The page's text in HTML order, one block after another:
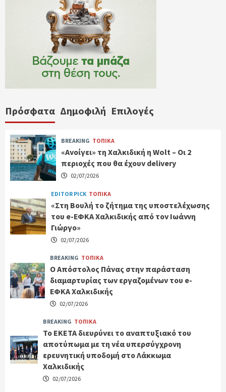
Πρόσφατα Δημοφιλή Επιλογές
BREAKING ΤΟΠΙΚΑ
«Ανοίγει» τη Χαλκιδική η Wolt – Οι 2
περιοχές που θα έχουν delivery
02/07/2026
EDITOR PICK ΤΟΠΙΚΑ
«Στη Βουλή το ζήτημα της υποστελέχωσης
του e-ΕΦΚΑ Χαλκιδικής από τον Ιωάννη
Γιώργο»
02/07/2026
BREAKING ΤΟΠΙΚΑ
Ο Απόστολος Πάνας στην παράσταση
διαμαρτυρίας των εργαζομένων του e-
ΕΦΚΑ Χαλκιδικής
02/07/2026
BREAKING ΤΟΠΙΚΑ
Το ΕΚΕΤΑ διευρύνει το αναπτυξιακό του
αποτύπωμα με τη νέα υπερσύγχρονη
ερευνητική υποδομή στο Λάκκωμα
Χαλκιδικής
02/07/2026